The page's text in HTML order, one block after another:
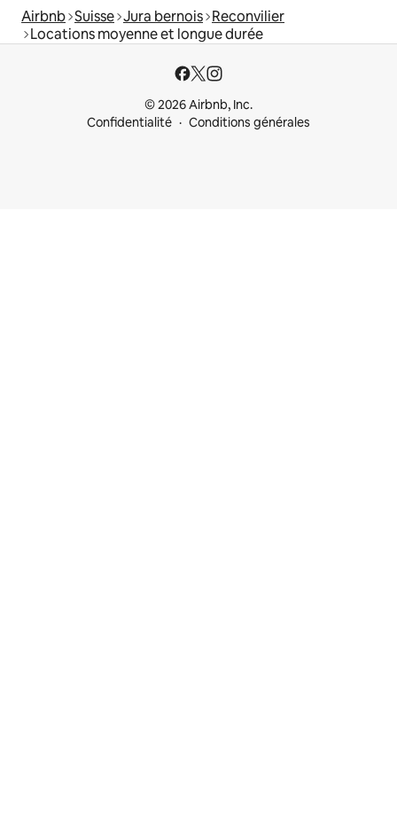
Airbnb Suisse Jura bernois Reconvilier
Locations moyenne et longue durée
© 2026 Airbnb, Inc.
Confidentialité
Conditions générales